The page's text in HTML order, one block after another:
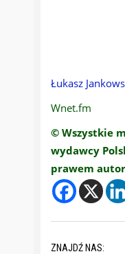
Łukasz
Wnet.fm
© Wszystkie
wydawcy
prawem
ZNAJDŹ NAS: